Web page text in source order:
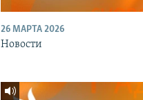
26 МАРТА 2026
Новости